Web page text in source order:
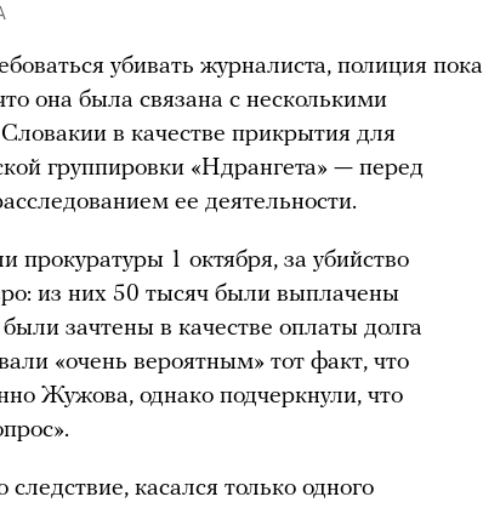
убивать журналиста, полиция пока
она была связана с несколькими
в качестве прикрытия для
группировки «Ндрангета» — перед
ее деятельности.
прокуратуры 1 октября, за убийство
из них 50 тысяч были выплачены
зачтены в качестве оплаты долга
«очень вероятным» тот факт, что
Жужова, однако подчеркнули, что
касался только одного